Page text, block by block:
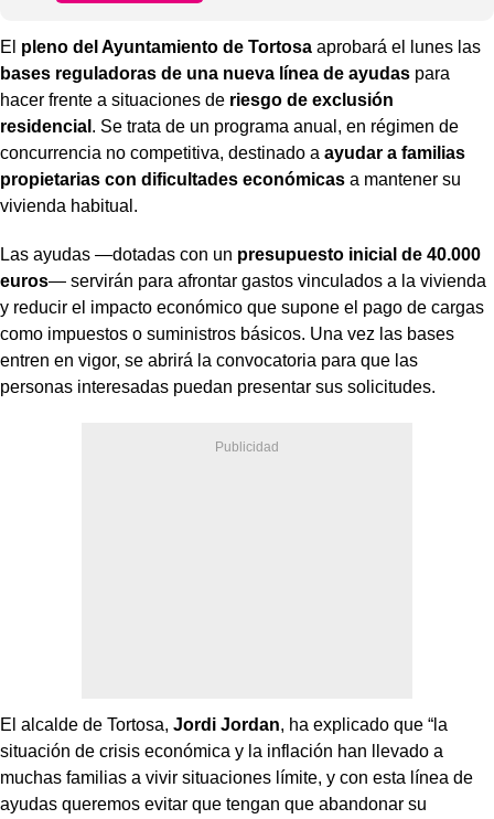
El pleno del Ayuntamiento de Tortosa aprobará el lunes las
bases reguladoras de una nueva línea de ayudas para
hacer frente a situaciones de riesgo de exclusión
residencial . Se trata de un programa anual, en régimen de
concurrencia no competitiva, destinado a ayudar a familias
propietarias con dificultades económicas a mantener su
vivienda habitual.
Las ayudas —dotadas con un presupuesto inicial de 40.000
euros— servirán para afrontar gastos vinculados a la vivienda
y reducir el impacto económico que supone el pago de cargas
como impuestos o suministros básicos. Una vez las bases
entren en vigor, se abrirá la convocatoria para que las
personas interesadas puedan presentar sus solicitudes.
El alcalde de Tortosa, Jordi Jordan, ha explicado que “la
situación de crisis económica y la inflación han llevado a
muchas familias a vivir situaciones límite, y con esta línea de
ayudas queremos evitar que tengan que abandonar su